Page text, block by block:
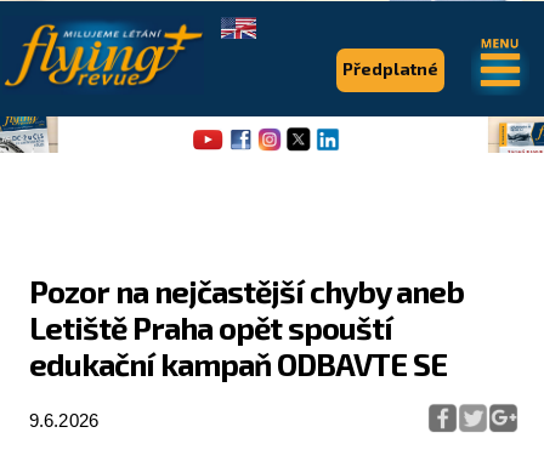
Pozor na nejčastější chyby aneb
Letiště Praha opět spouští
edukační kampaň ODBAVTE SE
9.6.2026
Předplatné
.
Flying Revue
Články